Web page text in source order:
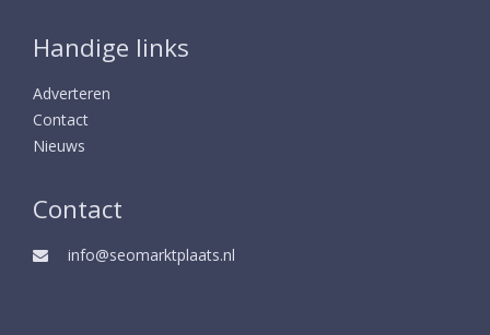
Handige links
Adverteren
Contact
Nieuws
Contact
info@seomarktplaats.nl